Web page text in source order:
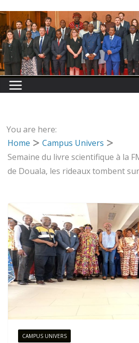
You are here:
Home
Campus Univers
Semaine du livre scientifique à la
de Douala, les rideaux tombent
CAMPUS UNIVERS